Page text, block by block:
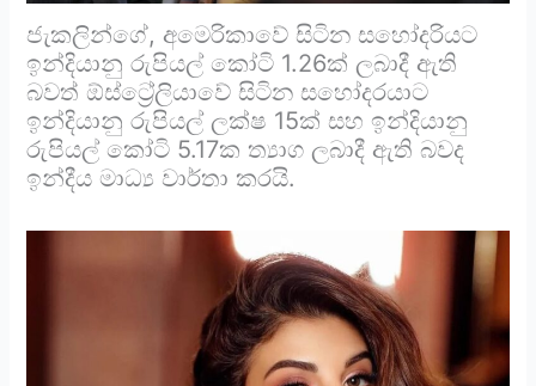
ජැකලින්ගේ, අමෙරිකාවේ සිටින සහෝදරියට
ඉන්දියානු රුපියල් කෝටි 1.26ක් ලබාදී ඇති
බවත් ඕස්ට්‍රේලියාවේ සිටින සහෝදරයාට
ඉන්දියානු රුපියල් ලක්ෂ 15ක් සහ ඉන්දියානු
රුපියල් කෝටි 5.17ක ත්‍යාග ලබාදී ඇති බවද
ඉන්දීය මාධ්‍ය වාර්තා කරයි.